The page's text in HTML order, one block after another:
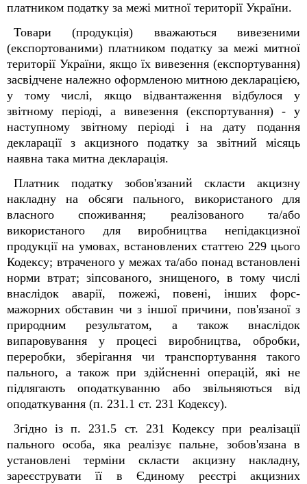
платником податку за межі митної території України.
Товари (продукція) вважаються вивезеними
(експортованими) платником податку за межі митної
території України, якщо їх вивезення (експортування)
засвідчене належно оформленою митною декларацією,
у тому числі, якщо відвантаження відбулося у
звітному періоді, а вивезення (експортування) - у
наступному звітному періоді і на дату подання
декларації з акцизного податку за звітний місяць
наявна така митна декларація.
Платник податку зобов'язаний скласти акцизну
накладну на обсяги пального, використаного для
власного споживання; реалізованого та/або
використаного для виробництва непідакцизної
продукції на умовах, встановлених статтею 229 цього
Кодексу; втраченого у межах та/або понад встановлені
норми втрат; зіпсованого, знищеного, в тому числі
внаслідок аварії, пожежі, повені, інших форс-
мажорних обставин чи з іншої причини, пов'язаної з
природним результатом, а також внаслідок
випаровування у процесі виробництва, обробки,
переробки, зберігання чи транспортування такого
пального, а також при здійсненні операцій, які не
підлягають оподаткуванню або звільняються від
оподаткування (п. 231.1 ст. 231 Кодексу).
Згідно із п. 231.5 ст. 231 Кодексу при реалізації
пального особа, яка реалізує пальне, зобов'язана в
установлені терміни скласти акцизну накладну,
зареєструвати її в Єдиному реєстрі акцизних